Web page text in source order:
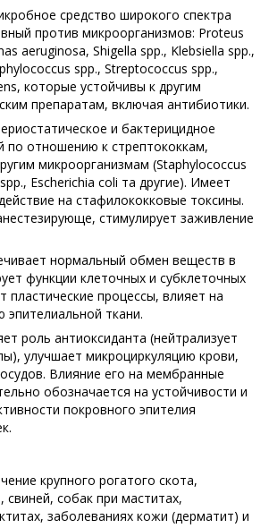
средство широкого спектра
против микроорганизмов: Proteus
aeruginosa, Shigella spp., Klebsiella spp.,
spp., Streptococcus spp.,
которые устойчивы к другим
препаратам, включая антибиотики.
и бактерицидное
по отношению к стрептококкам,
микроорганизмам (Staphylococcus
Escherichia coli тa другие). Имеет
на стафилококковые токсины.
стимулирует заживление
нормальный обмен веществ в
функции клеточных и субклеточных
пластические процессы, влияет на
эпителиальной ткани.
роль антиоксиданта (нейтрализует
улучшает микроциркуляцию крови,
Влияние его на мембранные
обозначается на устойчивости и
покровного эпителия
крупного рогатого скота,
свиней, собак при маститах,
заболеваниях кожи (дерматит) и